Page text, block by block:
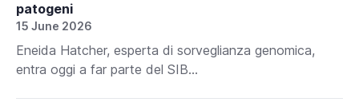
patogeni
15 June 2026
Eneida Hatcher, esperta di sorveglianza genomica,
entra oggi a far parte del SIB...